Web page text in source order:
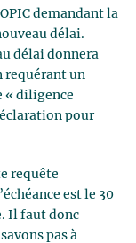
demandant la
délai.
délai donnera
requérant un
« diligence
pour
requête
est le 30
Il faut donc
pas à